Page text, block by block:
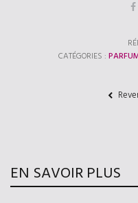
CATÉGORIES :
EN SAVOIR PLUS